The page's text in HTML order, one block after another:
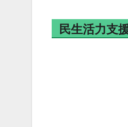
民生活力支